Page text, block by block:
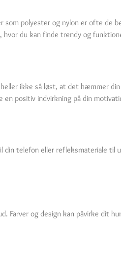
polyester og nylon er ofte de
, hvor du kan finde trendy og
ikke så løst, at det hæmmer
positiv indvirkning på din
telefon eller refleksmateriale
og design kan påvirke dit